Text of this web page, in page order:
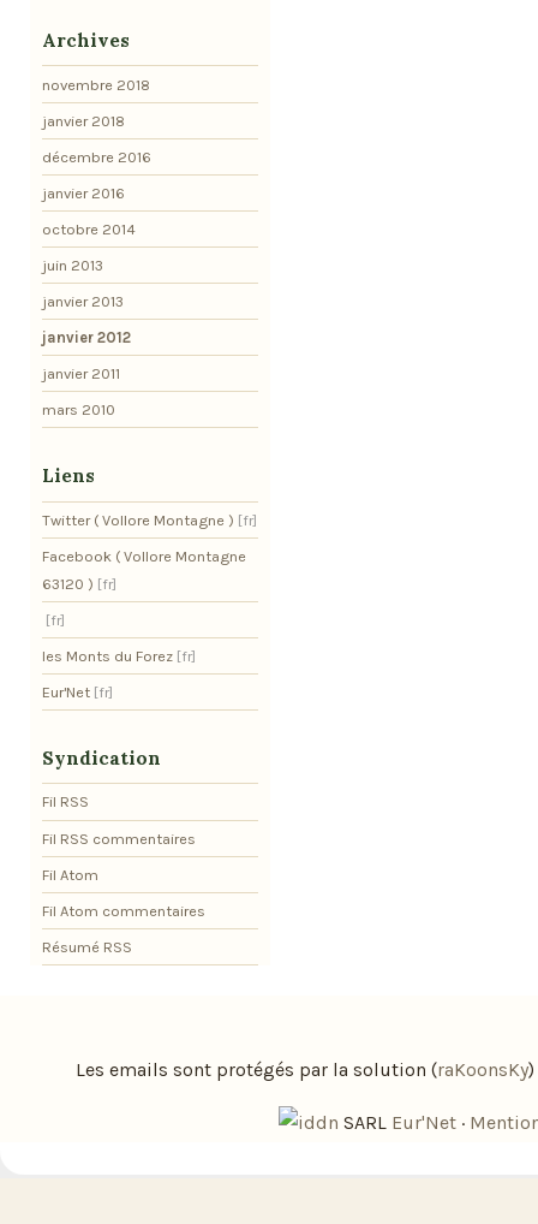
Archives
novembre 2018
janvier 2018
décembre 2016
janvier 2016
octobre 2014
juin 2013
janvier 2013
janvier 2012
janvier 2011
mars 2010
Liens
Twitter ( Vollore Montagne )
Facebook ( Vollore Montagne
63120 )
les Monts du Forez
Eur'Net
Syndication
Fil RSS
Fil RSS commentaires
Fil Atom
Fil Atom commentaires
Résumé RSS
Les emails sont protégés par la solution (raKoonsKy)
SARL Eur'Net ·